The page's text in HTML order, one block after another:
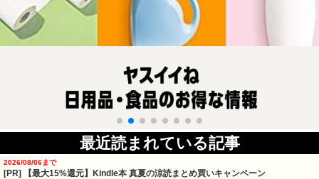
最近読まれている記事
2026/08/06まで
[PR] 【最大15%還元】Kindle本 真夏の涼読まとめ買いキャンペーン